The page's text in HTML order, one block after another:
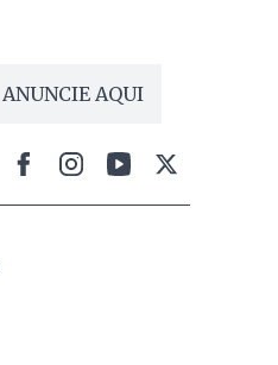
ANUNCIE AQUI